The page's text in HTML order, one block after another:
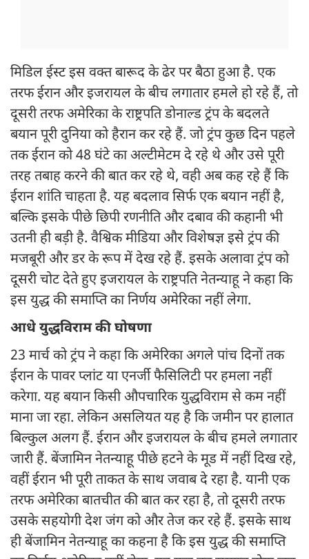
मिडिल ईस्ट इस वक्त बारूद के ढेर पर बैठा हुआ है. एक
तरफ ईरान और इजरायल के बीच लगातार हमले हो रहे हैं, तो
दूसरी तरफ अमेरिका के राष्ट्रपति डोनाल्ड ट्रंप के बदलते
बयान पूरी दुनिया को हैरान कर रहे हैं. जो ट्रंप कुछ दिन पहले
तक ईरान को 48 घंटे का अल्टीमेटम दे रहे थे और उसे पूरी
तरह तबाह करने की बात कर रहे थे, वही अब कह रहे हैं कि
ईरान शांति चाहता है. यह बदलाव सिर्फ एक बयान नहीं है,
बल्कि इसके पीछे छिपी रणनीति और दबाव की कहानी भी
उतनी ही बड़ी है. वैश्विक मीडिया और विशेषज्ञ इसे ट्रंप की
मजबूरी और डर के रूप में देख रहे हैं. इसके अलावा ट्रंप को
दूसरी चोट देते हुए इजरायल के राष्ट्रपति नेतन्याहू ने कहा कि
इस युद्ध की समाप्ति का निर्णय अमेरिका नहीं लेगा.
आधे युद्धविराम की घोषणा
23 मार्च को ट्रंप ने कहा कि अमेरिका अगले पांच दिनों तक
ईरान के पावर प्लांट या एनर्जी फैसिलिटी पर हमला नहीं
करेगा. यह बयान किसी औपचारिक युद्धविराम से कम नहीं
माना जा रहा. लेकिन असलियत यह है कि जमीन पर हालात
बिल्कुल अलग हैं. ईरान और इजरायल के बीच हमले लगातार
जारी हैं. बेंजामिन नेतन्याहू पीछे हटने के मूड में नहीं दिख रहे,
वहीं ईरान भी पूरी ताकत के साथ जवाब दे रहा है. यानी एक
तरफ अमेरिका बातचीत की बात कर रहा है, तो दूसरी तरफ
उसके सहयोगी देश जंग को और तेज कर रहे हैं. इसके साथ
ही बेंजामिन नेतन्याहू का कहना है कि इस युद्ध की समाप्ति